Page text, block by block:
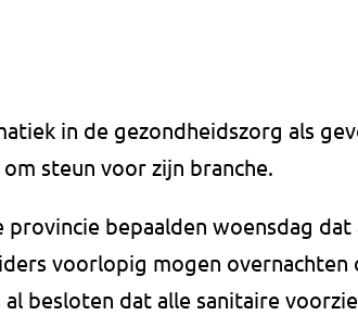
in de gezondheidszorg als
steun voor zijn branche.
provincie bepaalden woensdag dat
voorlopig mogen overnachten
besloten dat alle sanitaire